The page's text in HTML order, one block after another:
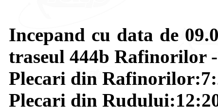
Incepand cu data de
traseul 444b Rafinorilor
Plecari din
Plecari din